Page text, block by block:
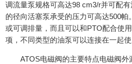
调流量泵规格可高达98 cm3/r并可配
的径向活塞泵承受的压力可高达500
或可调排量，而且可以和PTO配合使
项，不同类型的油泵可以连接在一起使
ATOS电磁阀的主要特点电磁阀